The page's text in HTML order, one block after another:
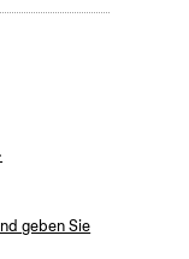
geben Sie